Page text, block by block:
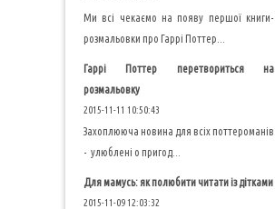
Ми всі чекаємо на появу першої книги-
розмальовки про Гаррі Поттер...
Гаррі Поттер перетвориться на
розмальовку
2015-11-11 10:50:43
Захоплююча новина для всіх поттероманів
- улюблені о пригод...
Для мамусь: як полюбити читати із дітками
2015-11-09 12:03:32